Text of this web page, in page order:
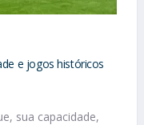
e jogos históricos
sua capacidade,